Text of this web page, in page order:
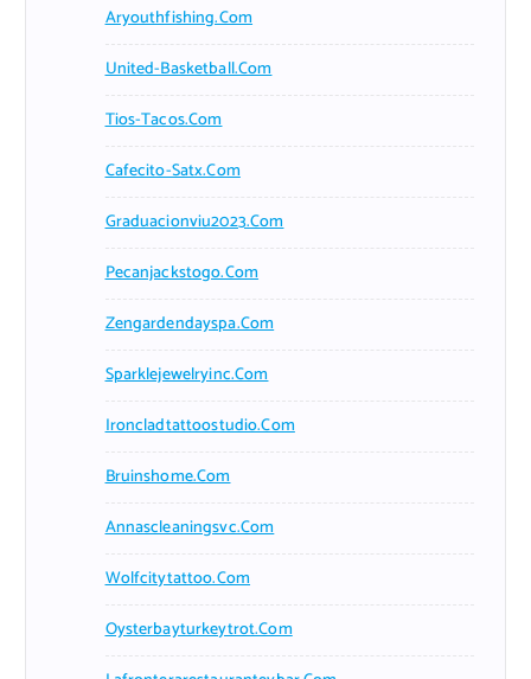
Aryouthfishing.com
United-Basketball.com
Tios-Tacos.com
Cafecito-Satx.com
Graduacionviu2023.com
Pecanjackstogo.com
Zengardendayspa.com
Sparklejewelryinc.com
Ironcladtattoostudio.com
Bruinshome.com
Annascleaningsvc.com
Wolfcitytattoo.com
Oysterbayturkeytrot.com